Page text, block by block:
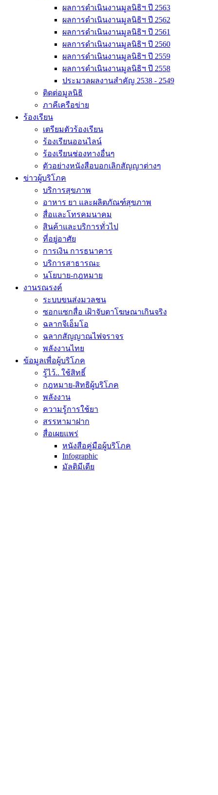
ผลการดำเนินงานมูลนิธิฯ ปี 2563
ผลการดำเนินงานมูลนิธิฯ ปี 2562
ผลการดำเนินงานมูลนิธิฯ ปี 2561
ผลการดำเนินงานมูลนิธิฯ ปี 2560
ผลการดำเนินงานมูลนิธิฯ ปี 2559
ผลการดำเนินงานมูลนิธิฯ ปี 2558
ประมวลผลงานสำคัญ 2538 - 2549
ติดต่อมูลนิธิ
ภาคีเครือข่าย
ร้องเรียน
เตรียมตัวร้องเรียน
ร้องเรียนออนไลน์
ร้องเรียนช่องทางอื่นๆ
ตัวอย่างหนังสือบอกเลิกสัญญาต่างๆ
ข่าวผู้บริโภค
บริการสุขภาพ
อาหาร ยา และผลิตภัณฑ์สุขภาพ
สื่อและโทรคมนาคม
สินค้าและบริการทั่วไป
ที่อยู่อาศัย
การเงิน การธนาคาร
บริการสาธารณะ
นโยบาย-กฎหมาย
งานรณรงค์
ระบบขนส่งมวลชน
ซอกแซกสื่อ เฝ้าจับตาโฆษณาเกินจริง
ฉลากจีเอ็มโอ
ฉลากสัญญาณไฟจราจร
พลังงานไทย
ข้อมูลเพื่อผู้บริโภค
รู้ไว้.. ใช้สิทธิ์
กฎหมาย-สิทธิผู้บริโภค
พลังงาน
ความรู้การใช้ยา
สรรหามาฝาก
สื่อเผยแพร่
หนังสือคู่มือผู้บริโภค
Infographic
มัลติมีเดีย